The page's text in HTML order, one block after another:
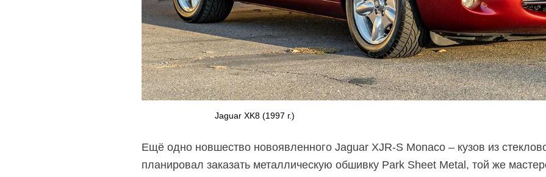
Jaguar XK8 (1997 г.)
Ещё одно новшество новоявленного Jaguar XJR-SMonaco – кузов из
планировал заказать металлическую обшивку Park Sheet Metal, той же